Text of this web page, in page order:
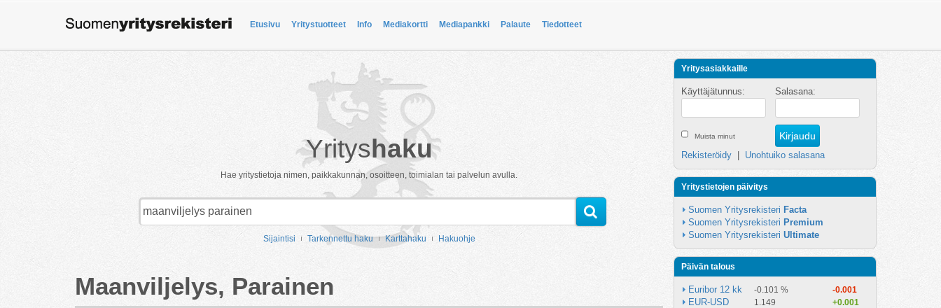
Etusivu Yritystuotteet Info Mediakortti Mediapankki Palaute Tiedotteet
Yrityshaku
Hae yritystietoja nimen, paikkakunnan, osoitteen, toimialan tai palvelun avulla.
Sijaintisi Tarkennettu haku Karttahaku Hakuohje
Maanviljelys, Parainen
Yritysasiakkaille
Käyttäjätunnus: Salasana:
Muista minut
Rekisteröidy Unohtuiko salasana
Yritystietojen päivitys
Suomen Yritysrekisteri Facta
Suomen Yritysrekisteri Premium
Suomen Yritysrekisteri Ultimate
Päivän talous
Euribor 12 kk -0.101 % -0.001
EUR-USD 1.149 +0.001